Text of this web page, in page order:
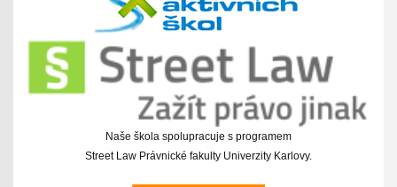
Naše škola spolupracuje s programem
Street Law Právnické fakulty Univerzity Karlovy.